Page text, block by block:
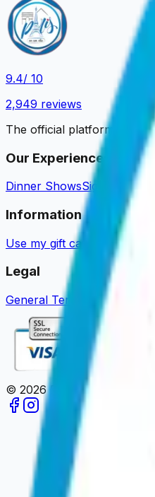
9.4/ 10
2,949 reviews
The official platform to
Our Experiences
Dinner ShowsSightseeing
Information
Use my gift card Guides &
Legal
General Terms of Sale
© 2026Paris en un Clic.